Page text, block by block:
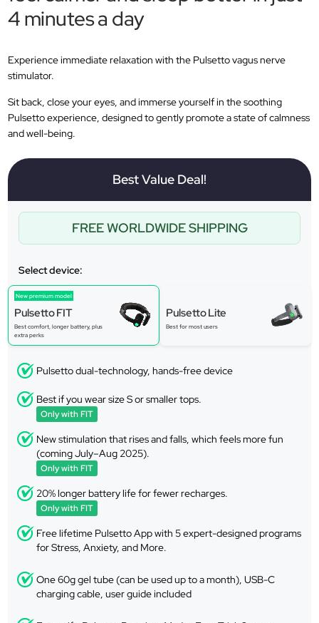
4 minutes a day
Experience immediate relaxation with the Pulsetto vagus nerve
stimulator.
Sit back, close your eyes, and immerse yourself in the soothing
Pulsetto experience, designed to gently promote a state of calmness
and well-being.
Best Value Deal!
FREE WORLDWIDE SHIPPING
Select device:
New premium model
Pulsetto FIT
Best comfort, longer battery, plus
extra perks
Pulsetto Lite
Best for most users
Pulsetto dual-technology, hands-free device
Best if you wear size S or smaller tops.
Only with FIT
New stimulation that rises and falls, which feels more fun
(coming July–Aug 2025).
Only with FIT
20% longer battery life for fewer recharges.
Only with FIT
Free lifetime Pulsetto App with 5 expert-designed programs
for Stress, Anxiety, and More.
One 60g gel tube (can be used up to a month), USB-C
charging cable, user guide included